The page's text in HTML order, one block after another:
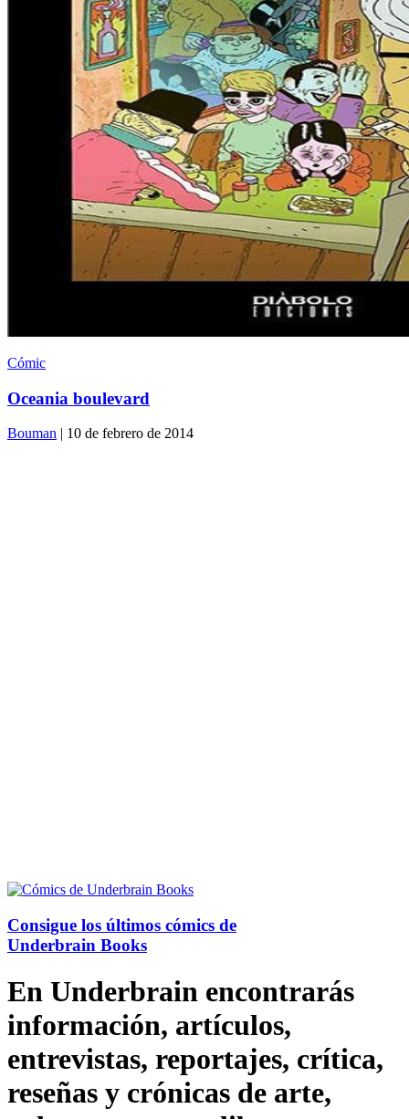
Cómic
Oceania boulevard
Bouman | 10 de febrero de 2014
Consigue los últimos cómics de
Underbrain Books
En Underbrain encontrarás
información, artículos,
entrevistas, reportajes, crítica,
reseñas y crónicas de arte,